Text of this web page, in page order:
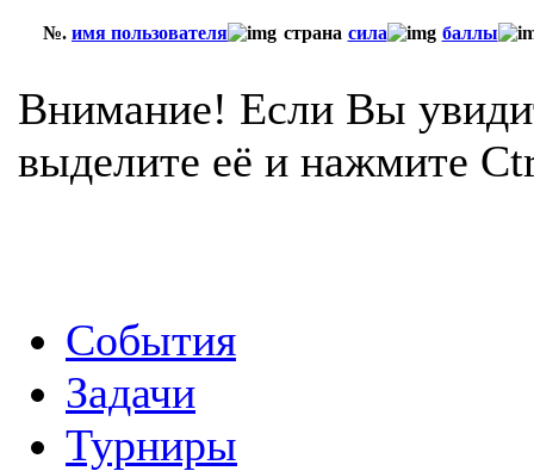
№. имя пользователя страна сила баллы
Внимание! Если Вы
выделите её и нажмите
События
Задачи
Турниры